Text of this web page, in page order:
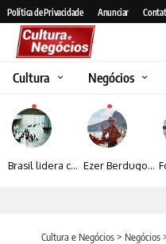
Política de Privacidade Anunciar
Cultura Negócios
Brasil lidera crescimento entre os 15 maiores mercados globais de viagens corporativas Ezer Berdugo transforma experiências multiculturais e memórias em narrativas visuais por meio da fotografia
Cultura e Negócios > Negócios